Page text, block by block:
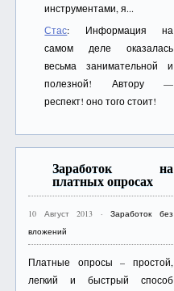
инструментами, я...
Стас: Информация на
самом деле оказалась
весьма занимательной и
полезной! Автору —
респект! оно того стоит!
Заработок на
платных опросах
10 Август 2013 ·Заработок без
вложений
Платные опросы – простой,
легкий и быстрый способ